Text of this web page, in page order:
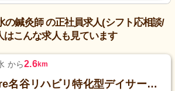
の鍼灸師 の正社員求人(シフト応相談/
はこんな求人も見ています
から2.6km
anycare名谷リハビリ特化型デイサービス